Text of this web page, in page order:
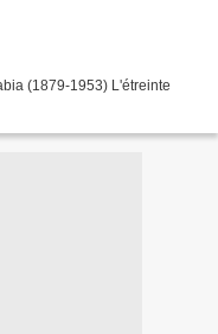
(1879-1953) L'étreinte